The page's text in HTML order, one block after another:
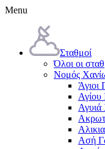
Menu
Σταθμοί
Όλοι οι
Νομός
Άγιοι
Αγίου
Αγυιά
Ασή